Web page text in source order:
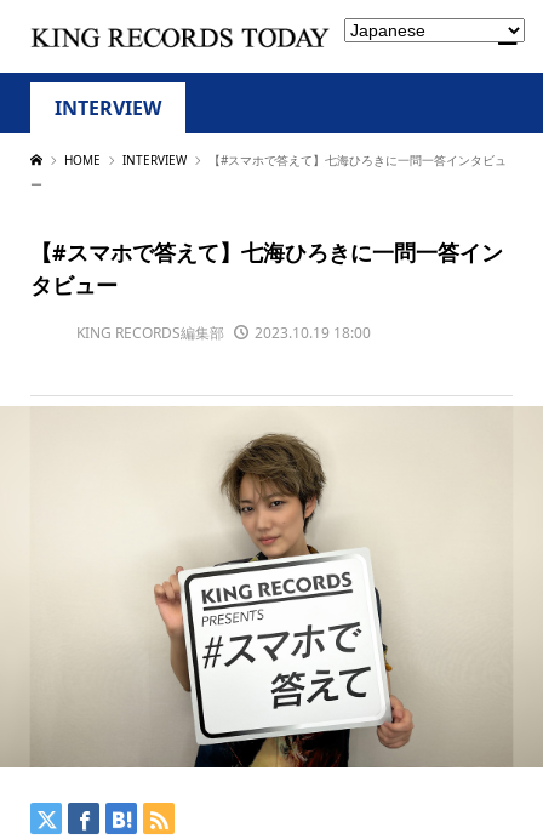
INTERVIEW
HOME INTERVIEW
【#スマホで答えて】七海ひろきに一問一答インタビュ
ー
【#スマホで答えて】七海ひろきに一問一答イン
タビュー
KING RECORDS編集部 2023.10.19 18:00